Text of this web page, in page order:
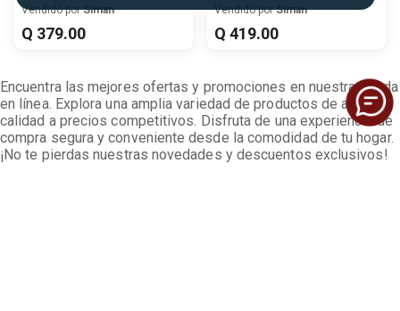
para hornear 2 piezas
Vendido porSiman
Q 379.00
3.8 litros
Vendido porSiman
Q 419.00
Encuentra las mejores ofertas y promociones en nuestra tienda
en línea. Explora una amplia variedad de productos de alta
calidad a precios competitivos. Disfruta de una experiencia de
compra segura y conveniente desde la comodidad de tu hogar.
¡No te pierdas nuestras novedades y descuentos exclusivos!